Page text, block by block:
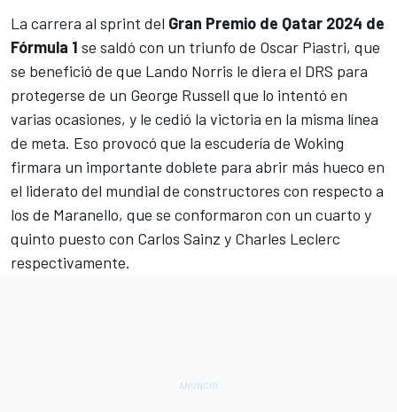
La carrera al sprint del Gran Premio de Qatar 2024 de
Fórmula 1 se saldó con un triunfo de Oscar Piastri, que
se benefició de que Lando Norris le diera el DRS para
protegerse de un George Russell que lo intentó en
varias ocasiones, y le cedió la victoria en la misma línea
de meta. Eso provocó que la escudería de Woking
firmara un importante doblete para abrir más hueco en
el liderato del mundial de constructores con respecto a
los de Maranello, que se conformaron con un cuarto y
quinto puesto con Carlos Sainz y Charles Leclerc
respectivamente.